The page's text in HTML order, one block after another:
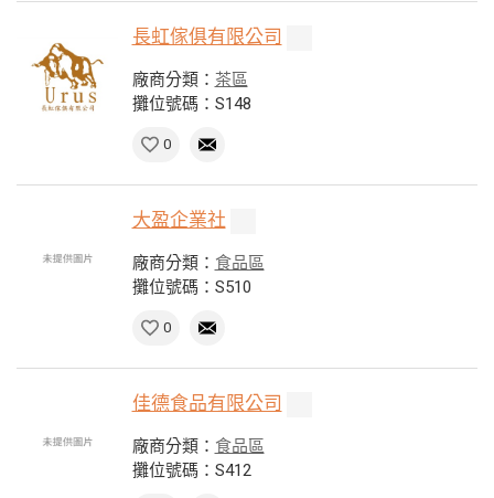
長虹傢俱有限公司
廠商分類： 茶區
攤位號碼：S148
0
大盈企業社
廠商分類： 食品區
攤位號碼：S510
0
佳德食品有限公司
廠商分類： 食品區
攤位號碼：S412